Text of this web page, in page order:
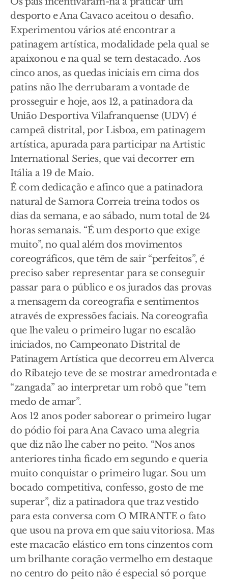
desporto e Ana Cavaco aceitou o desafio.
Experimentou vários até encontrar a
patinagem artística, modalidade pela qual se
apaixonou e na qual se tem destacado. Aos
cinco anos, as quedas iniciais em cima dos
patins não lhe derrubaram a vontade de
prosseguir e hoje, aos 12, a patinadora da
União Desportiva Vilafranquense (UDV) é
campeã distrital, por Lisboa, em patinagem
artística, apurada para participar na Artistic
International Series, que vai decorrer em
Itália a 19 de Maio.
É com dedicação e afinco que a patinadora
natural de Samora Correia treina todos os
dias da semana, e ao sábado, num total de 24
horas semanais. “É um desporto que exige
muito”, no qual além dos movimentos
coreográficos, que têm de sair “perfeitos”, é
preciso saber representar para se conseguir
passar para o público e os jurados das provas
a mensagem da coreografia e sentimentos
através de expressões faciais. Na coreografia
que lhe valeu o primeiro lugar no escalão
iniciados, no Campeonato Distrital de
Patinagem Artística que decorreu em Alverca
do Ribatejo teve de se mostrar amedrontada e
“zangada” ao interpretar um robô que “tem
medo de amar”.
Aos 12 anos poder saborear o primeiro lugar
do pódio foi para Ana Cavaco uma alegria
que diz não lhe caber no peito. “Nos anos
anteriores tinha ficado em segundo e queria
muito conquistar o primeiro lugar. Sou um
bocado competitiva, confesso, gosto de me
superar”, diz a patinadora que traz vestido
para esta conversa com O MIRANTE o fato
que usou na prova em que saiu vitoriosa. Mas
este macacão elástico em tons cinzentos com
um brilhante coração vermelho em destaque
no centro do peito não é especial só porque